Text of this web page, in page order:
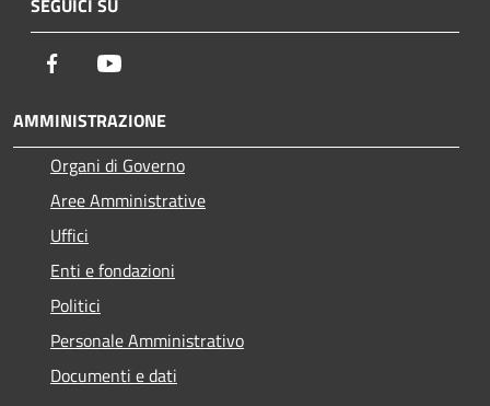
SEGUICI SU
Facebook
AMMINISTRAZIONE
Organi di Governo
Aree Amministrative
Uffici
Enti e fondazioni
Politici
Personale Amministrativo
Documenti e dati